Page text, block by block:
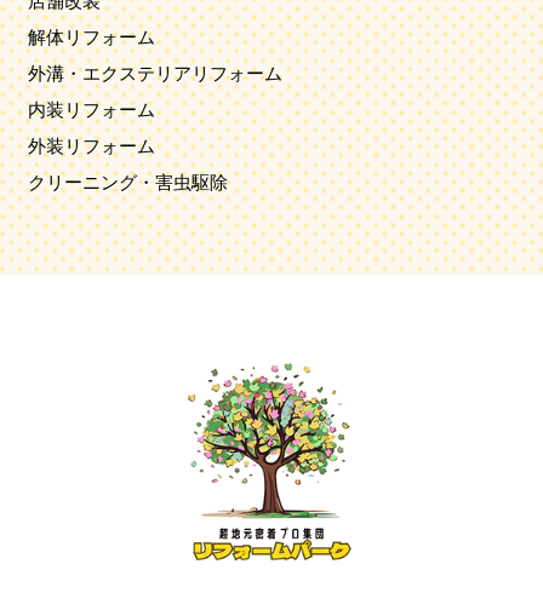
解体リフォーム
外溝・エクステリアリフォーム
内装リフォーム
外装リフォーム
クリーニング・害虫駆除